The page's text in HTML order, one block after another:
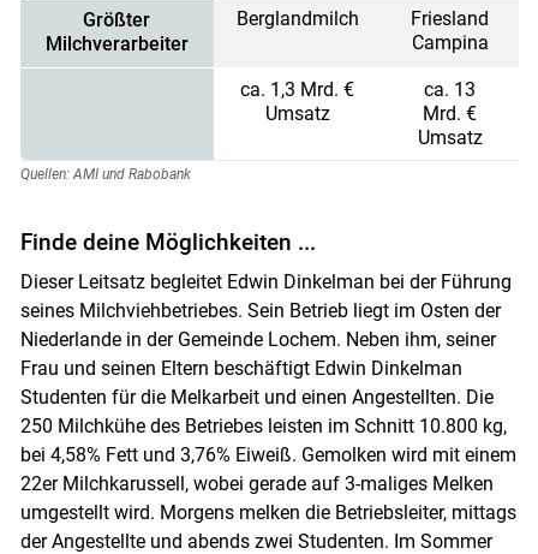
Größter
Milchverarbeiter
Berglandmilch
Friesland
Campina
ca. 1,3 Mrd. €
Umsatz
ca. 13
Mrd. €
Umsatz
Quellen: AMI und Rabobank
Finde deine Möglichkeiten ...
Dieser Leitsatz begleitet Edwin Dinkelman bei der Führung
seines Milchviehbetriebes. Sein Betrieb liegt im Osten der
Niederlande in der Gemeinde Lochem. Neben ihm, seiner
Frau und seinen Eltern beschäftigt Edwin Dinkelman
Studenten für die Melkarbeit und einen Angestellten. Die
250 Milchkühe des Betriebes leisten im Schnitt 10.800 kg,
bei 4,58% Fett und 3,76% Eiweiß. Gemolken wird mit einem
22er Milchkarussell, wobei gerade auf 3-maliges Melken
umgestellt wird. Morgens melken die Betriebsleiter, mittags
der Angestellte und abends zwei Studenten. Im Sommer